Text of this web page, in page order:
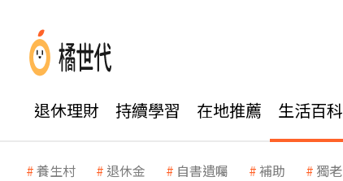
退休理財 持續學習 在地推薦 生活百科
養生村 退休金 自書遺囑 補助 獨老